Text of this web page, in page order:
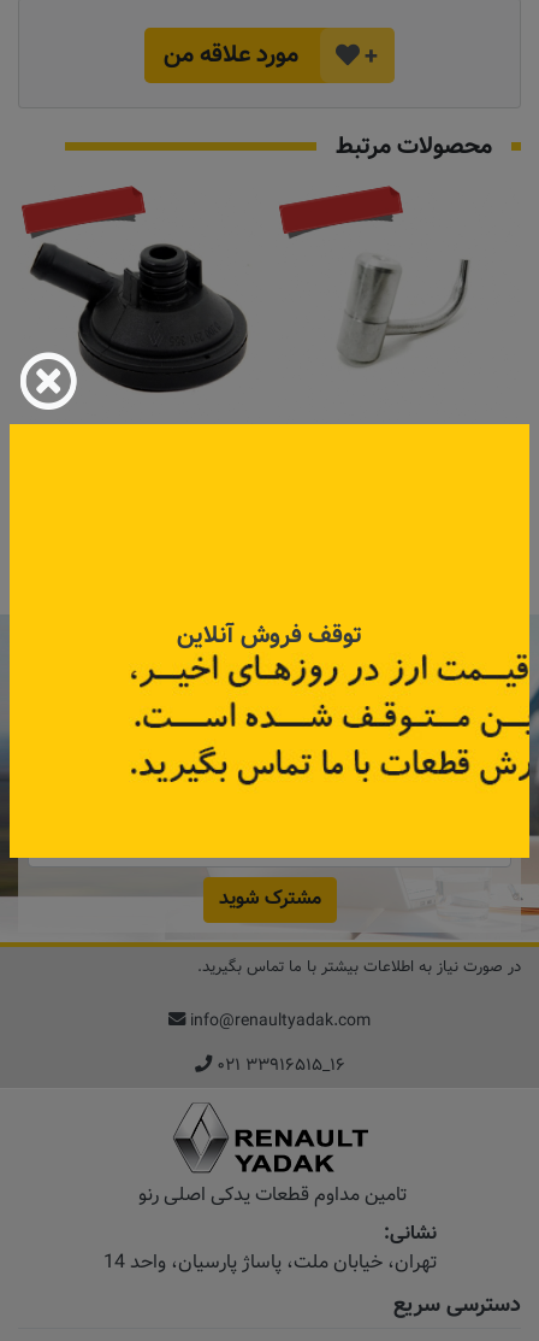
+ مورد علاقه من
محصولات مرتبط
تماس بگیرید تماس بگیرید
با عضویت در خبرنامه رنویدک
همین حالا ۱۵ هزار تومان کد‌تخفیف خرید
آنلاین
دریافت کنید.
مشترک شوید
در صورت نیاز به اطلاعات بیشتر با ما تماس بگیرید.
info@renaultyadak.com
۰۲۱ ۳۳۹۱۶۵۱۵_۱۶
تامین مداوم قطعات یدکی اصلی رنو
نشانی:
تهران، خیابان‌ ملت، پاساژ‌ پارسیان، واحد 14
دسترسی سریع
توقف فروش آنلاین